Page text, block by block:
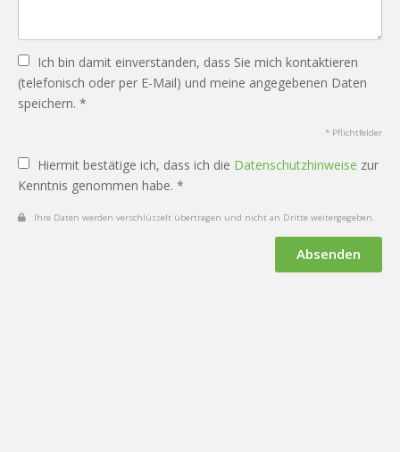
Ich bin damit einverstanden, dass Sie mich kontaktieren
(telefonisch oder per E-Mail) und meine angegebenen Daten
speichern. *
* Pflichtfelder
Hiermit bestätige ich, dass ich die Datenschutzhinweise zur
Kenntnis genommen habe. *
Ihre Daten werden verschlüsselt übertragen und nicht an Dritte weitergegeben.
Absenden